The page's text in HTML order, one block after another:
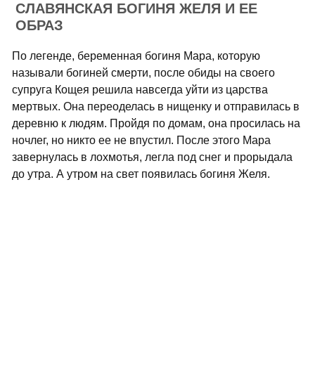
СЛАВЯНСКАЯ БОГИНЯ ЖЕЛЯ И ЕЕ
ОБРАЗ
По легенде, беременная богиня Мара, которую
называли богиней смерти, после обиды на своего
супруга Кощея решила навсегда уйти из царства
мертвых. Она переоделась в нищенку и отправилась в
деревню к людям. Пройдя по домам, она просилась на
ночлег, но никто ее не впустил. После этого Мара
завернулась в лохмотья, легла под снег и прорыдала
до утра. А утром на свет появилась богиня Желя.